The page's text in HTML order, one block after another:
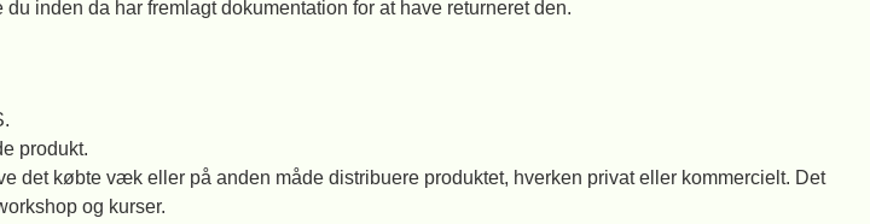
inden da har fremlagt dokumentation for at have returneret den.
produkt.
det købte væk eller på anden måde distribuere produktet, hverken privat eller kommercielt. Det
og kurser.